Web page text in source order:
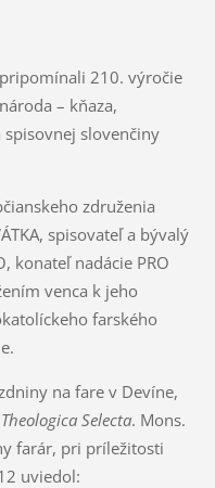
210. výročie
– kňaza,
slovenčiny
združenia
spisovateľ a bývalý
konateľ nadácie PRO
venca k jeho
farského
na fare v Devíne,
Selecta. Mons.
farár, pri príležitosti
uviedol: